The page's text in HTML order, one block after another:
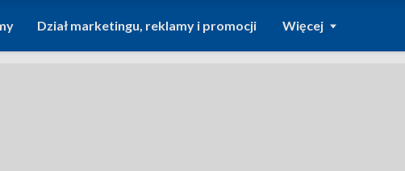
Dział marketingu, reklamy i promocji Więcej